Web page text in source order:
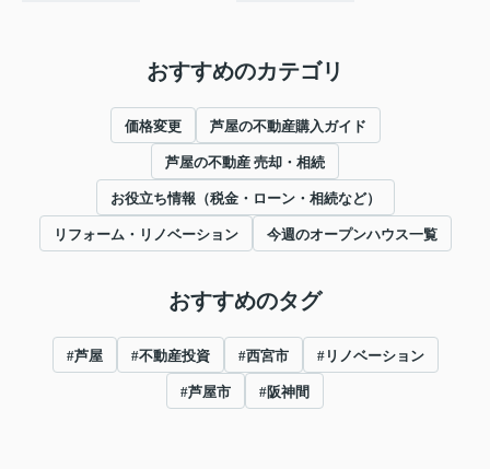
おすすめのカテゴリ
価格変更 芦屋の不動産購入ガイド
芦屋の不動産 売却・相続
お役立ち情報（税金・ローン・相続など）
リフォーム・リノベーション 今週のオープンハウス一覧
おすすめのタグ
#芦屋 #不動産投資 #西宮市 #リノベーション
#芦屋市 #阪神間